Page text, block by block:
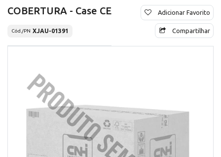
COBERTURA - Case CE
Cód./PN XJAU-01391
Adicionar Favorito
Compartilhar